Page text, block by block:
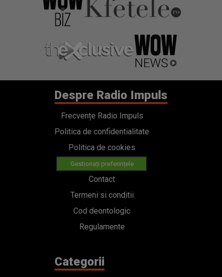
Despre Radio Impuls
Frecvențe Radio Impuls
Politica de confidentialitate
Politica de cookies
Gestionați preferințele
Contact
Termeni si conditii
Cod deontologic
Regulamente
Categorii